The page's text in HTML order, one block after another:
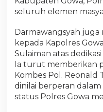
seluruh elemen
Darmawangsyah juga
kepada Kapolres
Sulaiman atas
Ia turut memberikan
Kombes Pol. Reonald
dinilai berperan
status Polres Gowa